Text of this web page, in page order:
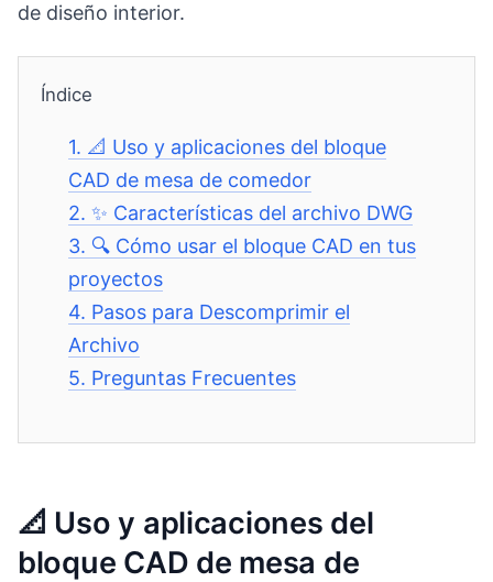
de diseño interior.
Índice
1. 📐 Uso y aplicaciones del bloque
CAD de mesa de comedor
2.✨ Características del archivo DWG
3. 🔍 Cómo usar el bloque CAD en tus
proyectos
4. Pasos para Descomprimir el
Archivo
5. Preguntas Frecuentes
📐 Uso y aplicaciones del
bloque CAD de mesa de